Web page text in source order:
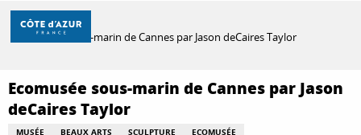
Aller
contenu
DÉCOUVRIR
Accueil
Ecomusée sous-marin de Cannes par Jason deCaires Taylor
Ecomusée sous-marin de Cannes par Jason
deCaires Taylor
MUSÉE BEAUX ARTS SCULPTURE ECOMUSÉE